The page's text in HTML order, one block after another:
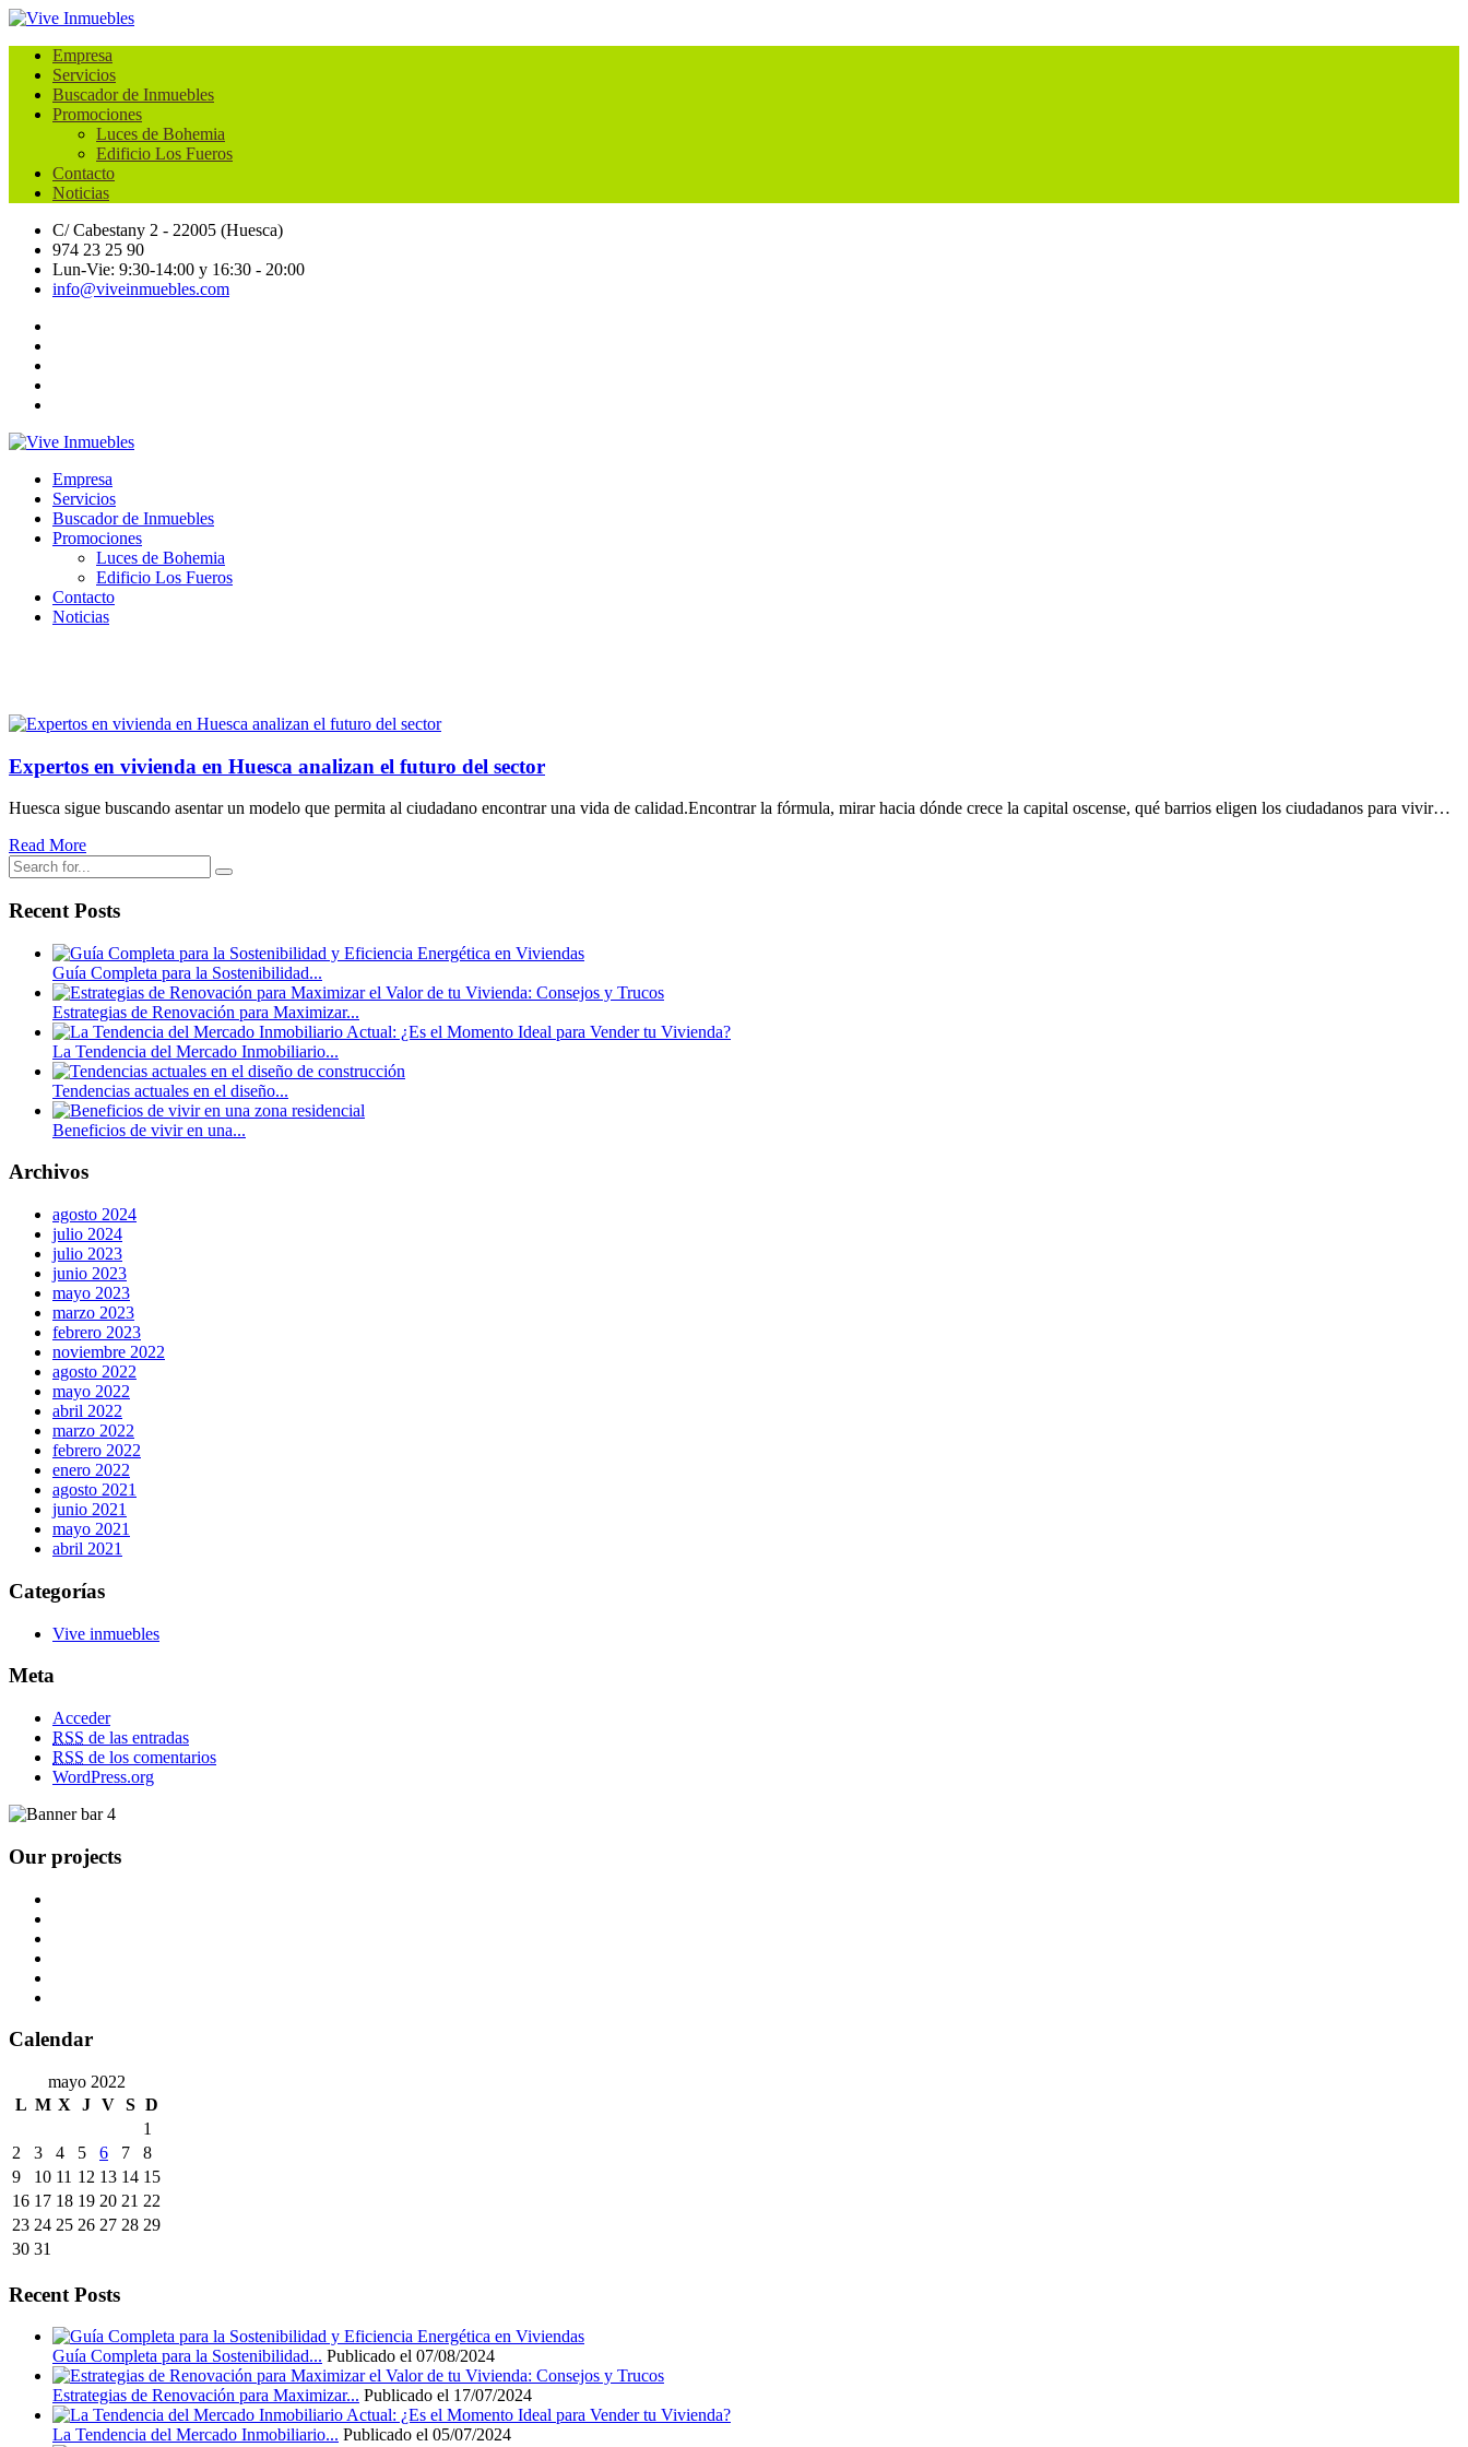
Empresa
Servicios
Buscador de Inmuebles
Promociones
Luces de Bohemia
Edificio Los Fueros
Contacto
Noticias
C/ Cabestany 2 - 22005 (Huesca)
974 23 25 90
Lun-Vie: 9:30-14:00 y 16:30 - 20:00
info@viveinmuebles.com
Empresa
Servicios
Buscador de Inmuebles
Promociones
Luces de Bohemia
Edificio Los Fueros
Contacto
Noticias
Expertos en vivienda en Huesca analizan el futuro del sector
Huesca sigue buscando asentar un modelo que permita al ciudadano encontrar una vida de calidad.Encontrar la fórmula, mirar hacia dónde crece la capital oscense, qué barrios eligen los ciudadanos para vivir…
Read More
Recent Posts
Guía Completa para la Sostenibilidad...
Estrategias de Renovación para Maximizar...
La Tendencia del Mercado Inmobiliario...
Tendencias actuales en el diseño...
Beneficios de vivir en una...
Archivos
agosto 2024
julio 2024
julio 2023
junio 2023
mayo 2023
marzo 2023
febrero 2023
noviembre 2022
agosto 2022
mayo 2022
abril 2022
marzo 2022
febrero 2022
enero 2022
agosto 2021
junio 2021
mayo 2021
abril 2021
Categorías
Vive inmuebles
Meta
Acceder
RSS de las entradas
RSS de los comentarios
WordPress.org
Our projects
Calendar
mayo 2022
L M X J V S D
1
2
3 4 5 6 7
8
9
10 11 12 13 14 15
16 17 18 19 20 21 22
23 24 25 26 27 28 29
30 31
Recent Posts
Guía Completa para la Sostenibilidad... Publicado el 07/08/2024
Estrategias de Renovación para Maximizar... Publicado el 17/07/2024
La Tendencia del Mercado Inmobiliario... Publicado el 05/07/2024